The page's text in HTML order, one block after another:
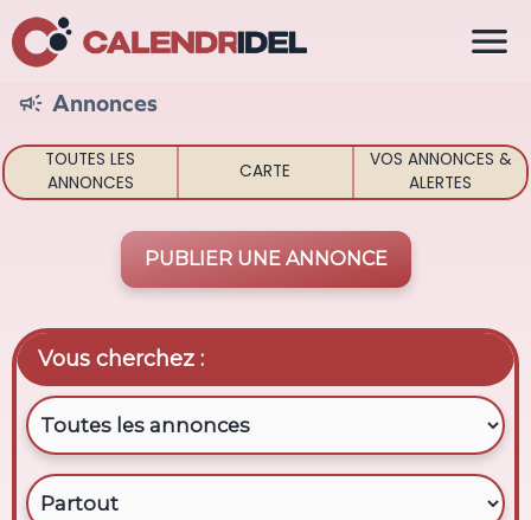
 Annonces
TOUTES LES
ANNONCES
CARTE
VOS ANNONCES &
ALERTES
PUBLIER UNE ANNONCE
Vous cherchez :
